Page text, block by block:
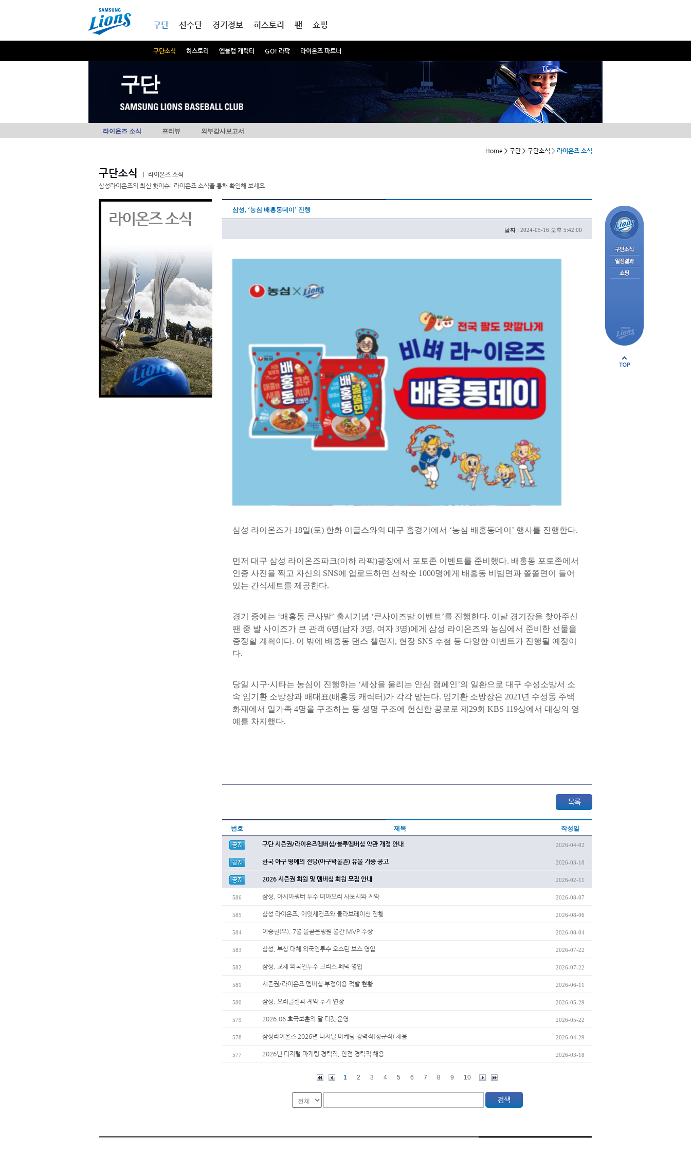
구단
구단소식 히스토리 엠블럼 캐릭터 GO! 라팍 라이온즈 파트너
선수단 경기정보 히스토리 팬 쇼핑
구단
라이온즈 소식 프리뷰 외부감사보고서
Home > 구단 > 구단소식 > 라이온즈 소식
구단소식
라이온즈 소식
삼성라이온즈의 최신 핫이슈! 라이온즈 소식을 통해 확인해 보세요.
라이온즈 소식 삼성, ‘농심 배홍동데이’ 진행
날짜 : 2024-05-16 오후 5:42:00
삼성 라이온즈가 18일(토) 한화 이글스와의 대구 홈경기에서 ‘농심 배홍동데이’ 행사를 진행한다.
먼저 대구 삼성 라이온즈파크(이하 라팍)광장에서 포토존 이벤트를 준비했다. 배홍동 포토존에서
인증 사진을 찍고 자신의 SNS에 업로드하면 선착순 1000명에게 배홍동 비빔면과 쫄쫄면이 들어
있는 간식세트를 제공한다.
경기 중에는 ‘배홍동 큰사발’ 출시기념 ‘큰사이즈발 이벤트’를 진행한다. 이날 경기장을 찾아주신
팬 중 발 사이즈가 큰 관객 6명(남자 3명, 여자 3명)에게 삼성 라이온즈와 농심에서 준비한 선물을
증정할 계획이다. 이 밖에 배홍동 댄스 챌린지, 현장 SNS 추첨 등 다양한 이벤트가 진행될 예정이
다.
당일 시구·시타는 농심이 진행하는 ‘세상을 울리는 안심 캠페인’의 일환으로 대구 수성소방서 소
속 임기환 소방장과 배대표(배홍동 캐릭터)가 각각 맡는다. 임기환 소방장은 2021년 수성동 주택
화재에서 일가족 4명을 구조하는 등 생명 구조에 헌신한 공로로 제29회 KBS 119상에서 대상의 영
예를 차지했다.
번호 제목 작성일
구단 시즌권/라이온즈멤버십/블루멤버십 약관 개정 안내 2026-04-02
한국 야구 명예의 전당(야구박물관) 유물 기증 공고 2026-03-18
2026 시즌권 회원 및 멤버십 회원 모집 안내 2026-02-11
586 삼성, 아시아쿼터 투수 미야모리 사토시와 계약 2026-08-07
585 삼성 라이온즈, 에잇세컨즈와 콜라보레이션 진행 2026-08-06
584 이승현(우), 7월 올곧은병원 월간 MVP 수상 2026-08-04
583 삼성, 부상 대체 외국인투수 오스틴 보스 영입 2026-07-22
582 삼성, 교체 외국인투수 크리스 페덱 영입 2026-07-22
581 시즌권/라이온즈 멤버십 부정이용 적발 현황 2026-06-11
580 삼성, 오러클린과 계약 추가 연장 2026-05-29
579 2026.06 호국보훈의 달 티켓 운영 2026-05-22
578 삼성라이온즈 2026년 디지털 마케팅 경력직(정규직) 채용 2026-04-29
577 2026년 디지털 마케팅 경력직, 안전 경력직 채용 2026-03-18
1 2 3 4 5 6 7 8 9 10